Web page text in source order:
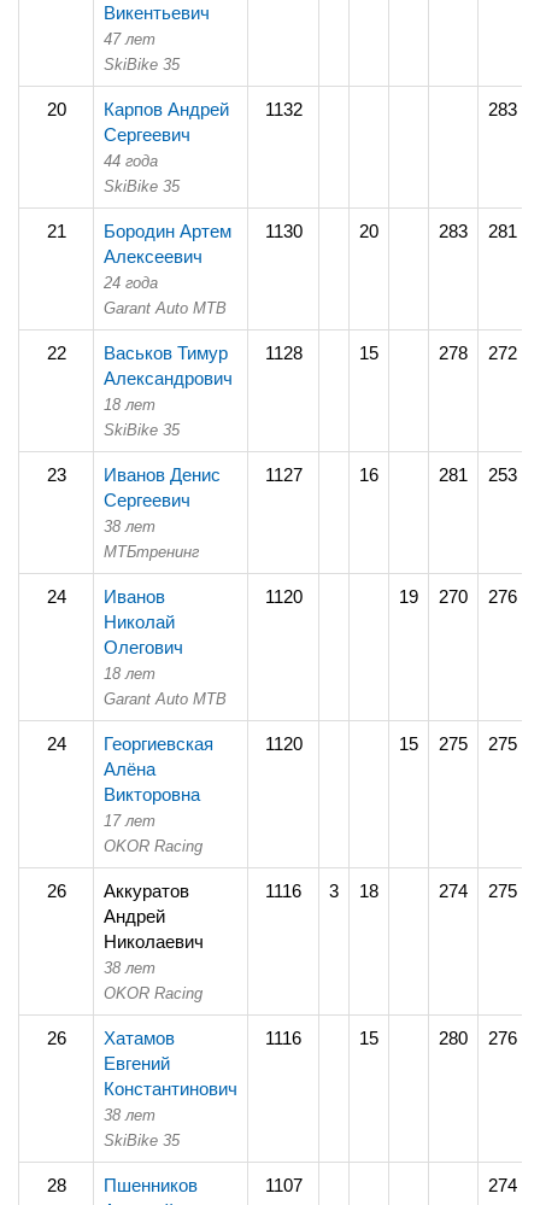
Викентьевич
47 лет
SkiBike 35
20
Карпов Андрей
Сергеевич
44 года
SkiBike 35
1132 283
21
Бородин Артем
Алексеевич
24 года
Garant Auto MTB
1130 20 283 281
22
Васьков Тимур
Александрович
18 лет
SkiBike 35
1128 15 278 272
23
Иванов Денис
Сергеевич
38 лет
МТБтренинг
1127 16 281 253
24
Иванов
Николай
Олегович
18 лет
Garant Auto MTB
1120 19 270 276
24
Георгиевская
Алёна
Викторовна
17 лет
OKOR Racing
1120 15 275 275
26
Аккуратов
Андрей
Николаевич
38 лет
OKOR Racing
1116 3 18 274 275
26
Хатамов
Евгений
Константинович
38 лет
SkiBike 35
1116 15 280 276
28
Пшенников
1107 274